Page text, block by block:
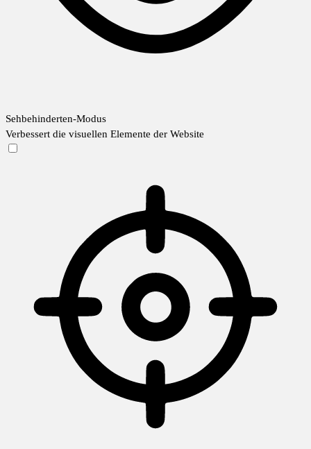
Sehbehinderten-Modus
Verbessert die visuellen Elemente der Website